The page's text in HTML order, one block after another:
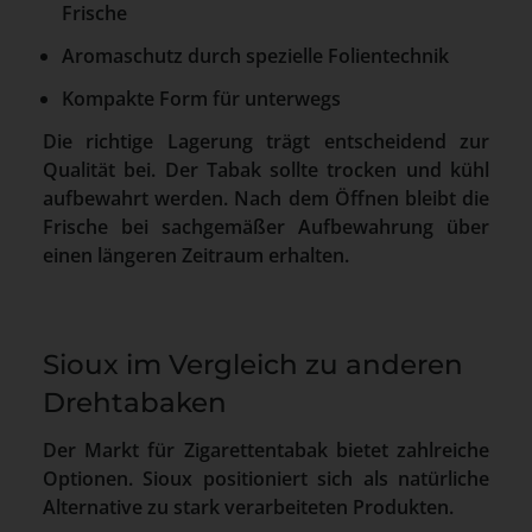
Frische
Aromaschutz durch spezielle Folientechnik
Kompakte Form für unterwegs
Die richtige Lagerung trägt entscheidend zur
Qualität bei. Der Tabak sollte trocken und kühl
aufbewahrt werden. Nach dem Öffnen bleibt die
Frische bei sachgemäßer Aufbewahrung über
einen längeren Zeitraum erhalten.
Sioux im Vergleich zu anderen
Drehtabaken
Der Markt für Zigarettentabak bietet zahlreiche
Optionen. Sioux positioniert sich als natürliche
Alternative zu stark verarbeiteten Produkten.